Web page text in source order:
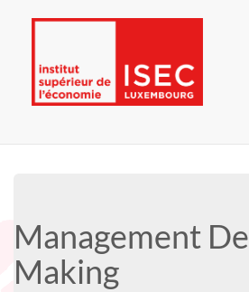
Management
Making